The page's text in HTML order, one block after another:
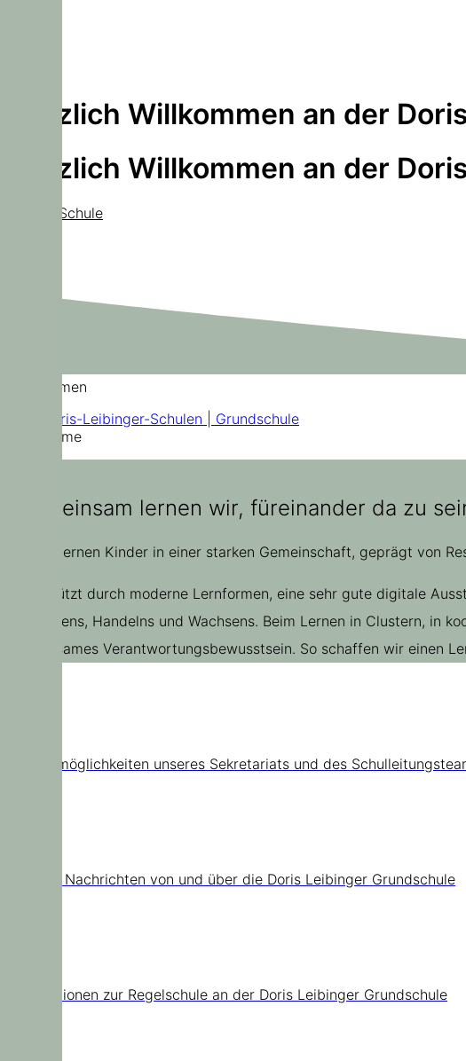
Herzlich Willkommen an der
Herzlich Willkommen an der
Unsere Schule
Willkommen
Doris-Leibinger-Schulen | Grundschule
Home
„Gemeinsam lernen wir, füreinander da zu
Bei uns lernen Kinder in einer starken Gemeinschaft, geprägt von
Unterstützt durch moderne Lernformen, eine sehr gute digitale
Entdeckens, Handelns und Wachsens. Beim Lernen in Clustern,
gemeinsames Verantwortungsbewusstsein. So schaffen wir einen
Kontaktmöglichkeiten unseres Sekretariats und des
Aktuelle Nachrichten von und über die Doris Leibinger Grundschule
Informationen zur Regelschule an der Doris Leibinger Grundschule